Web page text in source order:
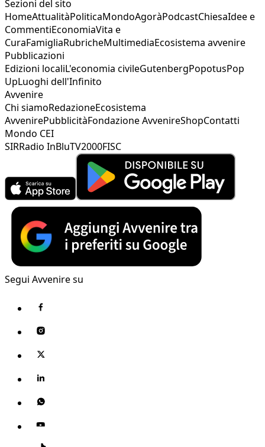
Sezioni del sito
HomeAttualitàPoliticaMondoAgoràPodcastChiesaIdee e
CommentiEconomiaVita e
CuraFamigliaRubricheMultimediaEcosistema avvenire
Pubblicazioni
Edizioni localiL'economia civileGutenbergPopotusPop
UpLuoghi dell'Infinito
Avvenire
Chi siamoRedazioneEcosistema
AvvenirePubblicitàFondazione AvvenireShopContatti
Mondo CEI
SIRRadio InBluTV2000FISC
Segui Avvenire su